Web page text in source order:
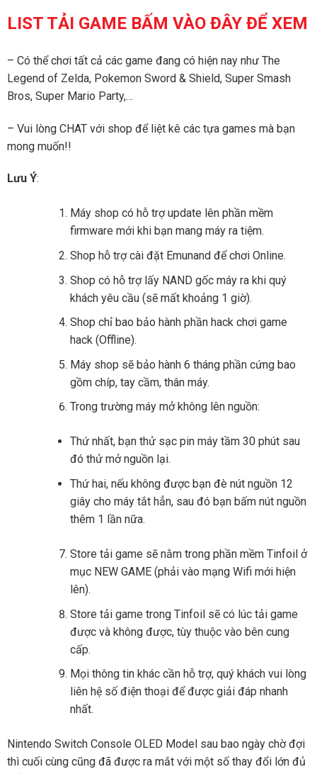
LIST TẢI GAME BẤM VÀO ĐÂY ĐỂ XEM
– Có thể chơi tất cả các game đang có hiện nay như The
Legend of Zelda, Pokemon Sword & Shield, Super Smash
Bros, Super Mario Party,…
– Vui lòng CHAT với shop để liệt kê các tựa games mà bạn
mong muốn!!
Lưu Ý:
Máy shop có hỗ trợ update lên phần mềm
firmware mới khi bạn mang máy ra tiệm.
Shop hỗ trợ cài đặt Emunand để chơi Online.
Shop có hỗ trợ lấy NAND gốc máy ra khi quý
khách yêu cầu (sẽ mất khoảng 1 giờ).
Shop chỉ bao bảo hành phần hack chơi game
hack (Offline).
Máy shop sẽ bảo hành 6 tháng phần cứng bao
gồm chíp, tay cầm, thân máy.
Trong trường máy mở không lên nguồn:
Thứ nhất, bạn thử sạc pin máy tầm 30 phút sau
đó thử mở nguồn lại.
Thứ hai, nếu không được bạn đè nút nguồn 12
giây cho máy tắt hẳn, sau đó bạn bấm nút nguồn
thêm 1 lần nữa.
Store tải game sẽ nằm trong phần mềm Tinfoil ở
mục NEW GAME (phải vào mạng Wifi mới hiện
lên).
Store tải game trong Tinfoil sẽ có lúc tải game
được và không được, tùy thuộc vào bên cung
cấp.
Mọi thông tin khác cần hỗ trợ, quý khách vui lòng
liên hệ số điện thoại để được giải đáp nhanh
nhất.
Nintendo Switch Console OLED Model sau bao ngày chờ đợi
thì cuối cùng cũng đã được ra mắt với một số thay đổi lớn đủ